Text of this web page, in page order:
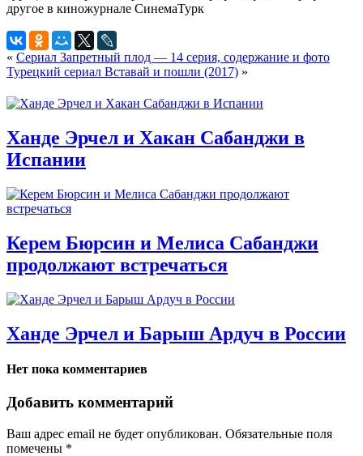
« Сериал Запретный плод — 14 серия, содержание и фото
Турецкий сериал Вставай и пошли (2017) »
Ханде Эрчел и Хакан Сабанджи в
Испании
Керем Бюрсин и Мелиса Сабанджи
продолжают встречаться
Ханде Эрчел и Барыш Ардуч в России
Нет пока комментариев
Добавить комментарий
Ваш адрес email не будет опубликован. Обязательные поля
помечены *